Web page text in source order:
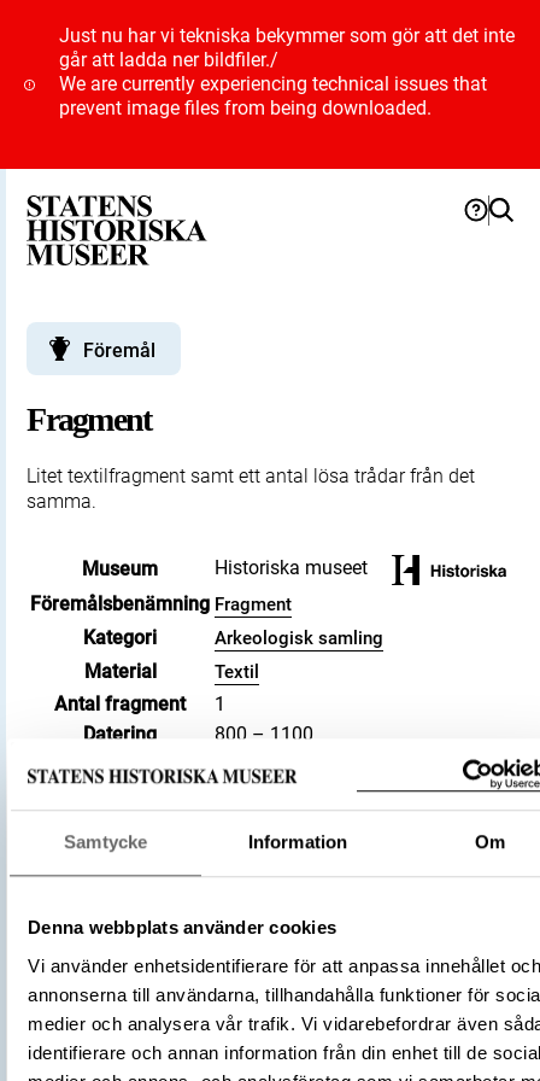
Samtycke Information Om
Denna webbplats använder cookies
Vi använder enhetsidentifierare för att anpassa innehållet och
annonserna till användarna, tillhandahålla funktioner för
medier och analysera vår trafik. Vi vidarebefordrar även
identifierare och annan information från din enhet till de
Just nu har vi tekniska bekymmer som gör att det inte
går att ladda ner bildfiler./
We are currently experiencing technical issues that
prevent image files from being downloaded.
Föremål
Fragment
Litet textilfragment samt ett antal lösa trådar från det
samma.
Museum
Historiska museet
Föremålsbenämning Fragment
Kategori Arkeologisk samling
Material Textil
Antal fragment
1
Datering
800 – 1100
Tidsperiod
Vikingatid
Historisk plats
Omnämns i katalog Förvärv: 34000 på Catview
Förvärvsmetod
KML
Förvärvsdatum
2000
Fyndplats
Plats: Björkö, Hemlanden, Fornlämning:
L2017:1904, Socken: Adelsö socken,